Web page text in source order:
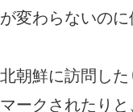
変わらないのに
朝鮮に訪問し
ークされたりと